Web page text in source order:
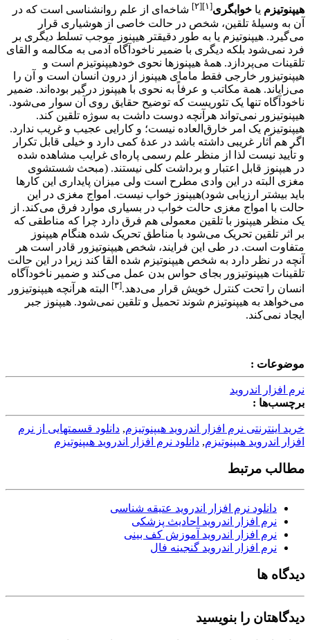
هیپنوتیزم یا خوابگری[۱] [۲]
شاخه‌ای از علم روانشناسی است که در
آن به وسیلهٔ تلقین، شخص در حالت خاصی از هوشیاری قرار
می‌گیرد. هیپنوتیزم یا به طور دقیقتر هیپنوز موجب تسلط دیگری بر
فرد نمی‌شود بلکه دیگری با ضمیر ناخودآگاه آدمی به مکالمه و القای
تلقینات می‌پردازد. همهٔ هیپنوزها نحوی خودهیپنوتیزم است و
هیپنوتیزور خارجی فقط مامای هیپنوز از درون انسان است و آن را
می‌زایاند. همة مکاتب و عرفاً به نحوی با هیپنوز درگیر بوده‌اند. ضمیر
ناخودآگاه تنها یک تئوریست که توضیح حقایق روی آن سوار می‌شود.
هیپنوتیزور نمی‌تواند هرآنچه دوست داشت به سوژه تلقین کند.
هیپنوتیزم یک امر خارق‌العاده نیست؛ و کارایی عجیب و غریب ندارد.
اگر هم آثار غریبی داشته باشد در عدهٔ کمی دارد و خیلی قابل تکرار
و تأیید نیست لذا از منظر علم رسمی پاره‌ای غرایب مشاهده شده
در هیپنوز قابل اعتبار و برداشت کلی نیستند. (مبحث شستشوی
مغزی البته در این وادی مطرح است ولی میزان پایداری این کارها
باید بیشتر ارزیابی شود)هیپنوز خواب نیست. امواج مغزی در این
حالت با امواج مغزی حالت خواب در بسیاری موارد فرق می‌کند. از
یک منظر هیپنوز با تلقین معمولی هم فرق دارد چرا که مناطقی که
بر اثر تلقین تحریک می‌شود با مناطق تحریک شده هنگام هیپنوز
متفاوت است. در طی این فرایند، شخص هیپنوتیزور قادر است هر
آنچه در نظر دارد به شخص هیپنوتیزم شده القا کند زیرا در این حالت
تلقینات هیپنوتیزور بجای حواس بدن عمل می‌کند و ضمیر ناخودآگاه
انسان را تحت کنترل خویش قرار می‌دهد.[۳]
البته هرآنچه هیپنوتیزور
می‌خواهد به هیپنوتیزم شوند تحمیل و تلقین نمی‌شود. هیپنوز جبر
ایجاد نمی‌کند.
موضوعات :
نرم افزار اندروید
برچسب‌ها :
خرید اینترنتی نرم افزار اندروید هیپنوتیزم, دانلود قسمتهایی از نرم
افزار اندروید هیپنوتیزم, دانلود نرم افزار اندروید هیپنوتیزم
مطالب مرتبط
دانلود نرم افزار اندروید عتیقه شناسی
نرم افزار اندروید احادیث پزشکی
نرم افزار اندروید آموزش کف بینی
نرم افزار اندروید گنجینه فال
دیدگاه ها
دیدگاهتان را بنویسید